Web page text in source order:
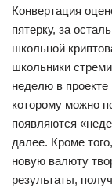
Конвертация
пятерку, за
школьной
школьники
неделю в проекте
которому можно
появляются
далее. Кроме
новую валюту
результаты,